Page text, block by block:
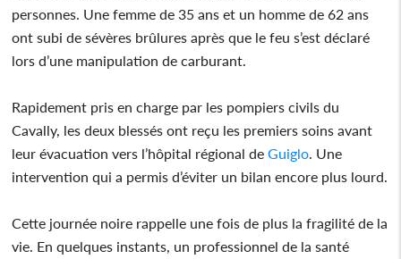
personnes. Une femme de 35 ans et un homme de 62 ans
ont subi de sévères brûlures après que le feu s’est déclaré
lors d’une manipulation de carburant.
Rapidement pris en charge par les pompiers civils du
Cavally, les deux blessés ont reçu les premiers soins avant
leur évacuation vers l’hôpital régional deGuiglo . Une
intervention qui a permis d’éviter un bilan encore plus lourd.
Cette journée noire rappelle une fois de plus la fragilité de la
vie. En quelques instants, un professionnel de la santé